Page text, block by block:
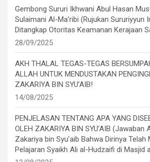
Gembong Sururi Ikhwani Abul Hasan
Sulaimani Al-Ma’ribi (Rujukan Sururiyyun
Ditangkap Otoritas Keamanan Kerajaan
28/09/2025
AKH THALAL TEGAS-TEGAS
ALLAH UNTUK MENDUSTAKAN
ZAKARIYA BIN SYU’AIB!
14/08/2025
PENJELASAN TENTANG APA YANG
OLEH ZAKARIYA BIN SYU’AIB (Jawaban
Zakariya bin Syu’aib Bahwa Dirinya Telah
Pelajaran Syaikh Ali al-Hudzaifi di Masjid